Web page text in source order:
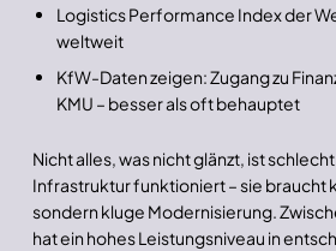
Logistics Performance Index der
weltweit
KfW-Daten zeigen: Zugang zu
KMU – besser als oft behauptet
Nicht alles, was nicht glänzt, ist
Infrastruktur funktioniert – sie braucht
sondern kluge Modernisierung.
hat ein hohes Leistungsniveau in